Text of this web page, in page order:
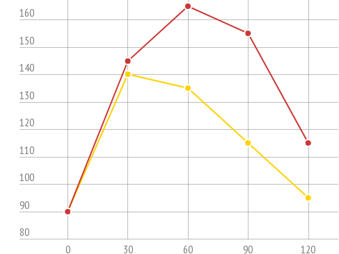
80
90
100
110
120
130
140
150
160
0 30 60 90
120